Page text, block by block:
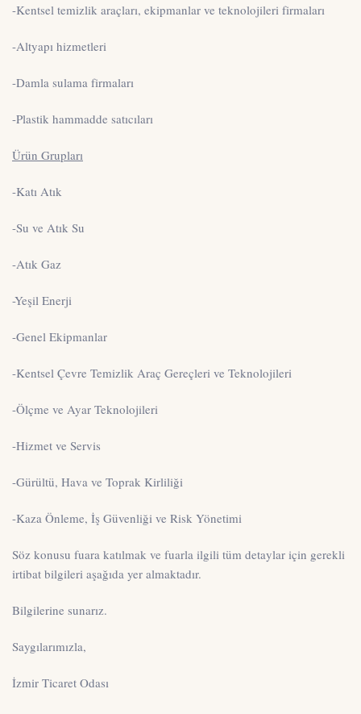
-Kentsel temizlik araçları, ekipmanlar ve teknolojileri firmaları
-Altyapı hizmetleri
-Damla sulama firmaları
-Plastik hammadde satıcıları
Ürün Grupları
-Katı Atık
-Su ve Atık Su
-Atık Gaz
-Yeşil Enerji
-Genel Ekipmanlar
-Kentsel Çevre Temizlik Araç Gereçleri ve Teknolojileri
-Ölçme ve Ayar Teknolojileri
-Hizmet ve Servis
-Gürültü, Hava ve Toprak Kirliliği
-Kaza Önleme, İş Güvenliği ve Risk Yönetimi
Söz konusu fuara katılmak ve fuarla ilgili tüm detaylar için gerekli
irtibat bilgileri aşağıda yer almaktadır.
Bilgilerine sunarız.
Saygılarımızla,
İzmir Ticaret Odası